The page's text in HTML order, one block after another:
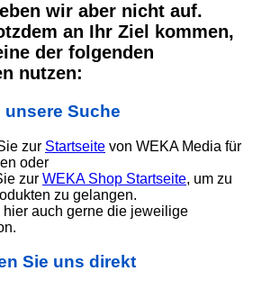
wir aber nicht auf.
an Ihr Ziel kommen,
der folgenden
nutzen:
unsere Suche
zur Startseite von WEKA Media für
oder
zur WEKA Shop Startseite, um zu
zu gelangen.
hier auch gerne die jeweilige
Sie uns direkt